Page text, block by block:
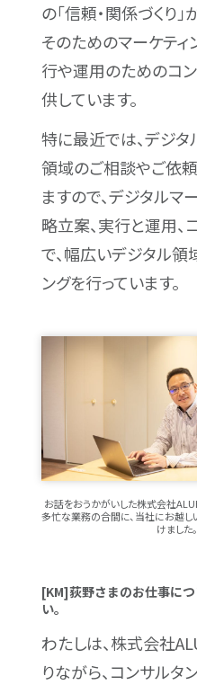
の「信頼・関係づくり
そのためのマーケティ
行や運用のためのコ
供しています。
特に最近では、デジタ
領域のご相談やご依
ますので、デジタルマ
略立案、実行と運用、
で、幅広いデジタル領
ングを行っています。
お話をおうかがいした株式会社
多忙な業務の合間に、当社にお越し
けました。
[KM]荻野さまのお仕事に
い。
わたしは、株式会社
りながら、コンサルタ